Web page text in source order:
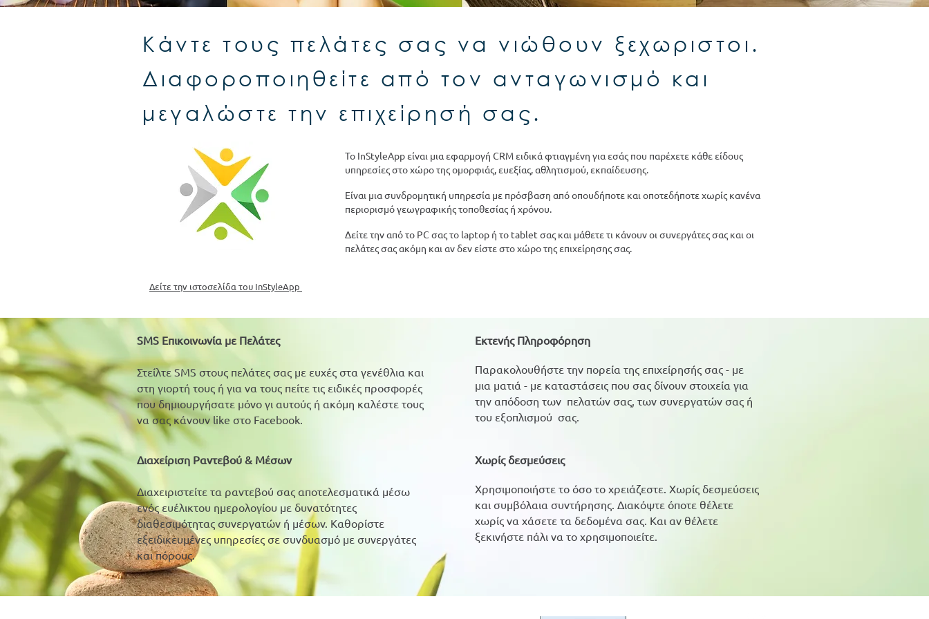
Κάντε τους πελάτες σας να νιώθουν ξεχωριστοι.
Διαφοροποιηθείτε από τον ανταγωνισμό και
μεγαλώστε την επιχείρησή σας.
Το InStyleApp είναι μια εφαρμογή CRM ειδικά φτιαγμένη για εσάς που παρέχετε κάθε είδους
υπηρεσίες στο χώρο της ομορφιάς, ευεξίας, αθλητισμού, εκπαίδευσης.
Είναι μια συνδρομητική υπηρεσία με πρόσβαση από οπουδήποτε και οποτεδήποτε χωρίς κανένα
περιορισμό γεωγραφικής τοποθεσίας ή χρόνου.
Δείτε την από το PC σας το laptop ή το tablet σας και μάθετε τι κάνουν οι συνεργάτες σας και οι
πελάτες σας ακόμη και αν δεν είστε στο χώρο της επιχείρησης σας.
Δείτε την ιστοσελίδα του InStyleApp
SMS Επικοινωνία με Πελάτες
Στείλτε SMS στους πελάτες σας με ευχές στα γενέθλια και
στη γιορτή τους ή για να τους πείτε τις ειδικές προσφορές
που δημιουργήσατε μόνο γι αυτούς ή ακόμη καλέστε τους
να σας κάνουν like στο Facebook.
Διαχείριση Ραντεβού & Μέσων
Διαχειριστείτε τα ραντεβού σας αποτελεσματικά μέσω
ενός ευέλικτου ημερολογίου με δυνατότητες
διαθεσιμότητας συνεργατών ή μέσων. Καθορίστε
εξειδικευμένες υπηρεσίες σε συνδυασμό με συνεργάτες
και πόρους.
Εκτενής Πληροφόρηση
Παρακολουθήστε την πορεία της επιχείρησής σας - με
μια ματιά - με καταστάσεις που σας δίνουν στοιχεία για
την απόδοση των πελατών σας, των συνεργατών σας ή
του εξοπλισμού σας.
Χωρίς δεσμεύσεις
Χρησιμοποιήστε το όσο το χρειάζεστε. Χωρίς δεσμεύσεις
και συμβόλαια συντήρησης. Διακόψτε όποτε θέλετε
χωρίς να χάσετε τα δεδομένα σας. Και αν θέλετε
ξεκινήστε πάλι να το χρησιμοποιείτε.